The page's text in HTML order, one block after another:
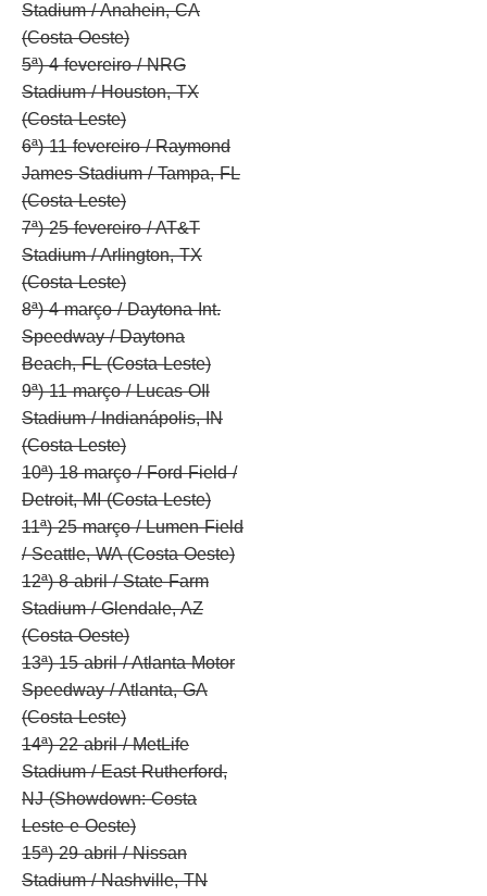
Stadium / Anahein, CA
(Costa Oeste)
5ª) 4 fevereiro / NRG
Stadium / Houston, TX
(Costa Leste)
6ª) 11 fevereiro / Raymond
James Stadium / Tampa, FL
(Costa Leste)
7ª) 25 fevereiro / AT&T
Stadium / Arlington, TX
(Costa Leste)
8ª) 4 março / Daytona Int.
Speedway / Daytona
Beach, FL (Costa Leste)
9ª) 11 março / Lucas OIl
Stadium / Indianápolis, IN
(Costa Leste)
10ª) 18 março / Ford Field /
Detroit, MI (Costa Leste)
11ª) 25 março / Lumen Field
/ Seattle, WA (Costa Oeste)
12ª) 8 abril / State Farm
Stadium / Glendale, AZ
(Costa Oeste)
13ª) 15 abril / Atlanta Motor
Speedway / Atlanta, GA
(Costa Leste)
14ª) 22 abril / MetLife
Stadium / East Rutherford,
NJ (Showdown: Costa
Leste e Oeste)
15ª) 29 abril / Nissan
Stadium / Nashville, TN